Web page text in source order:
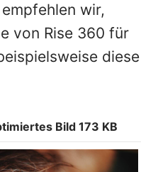
wir,
von Rise 360 für
diese
Bild 173 KB